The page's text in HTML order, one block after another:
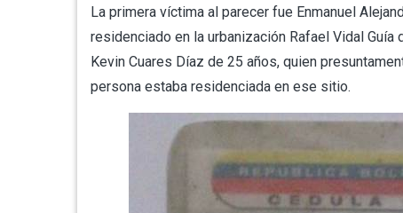
La primera víctima al parecer fue Enmanuel
residenciado en la urbanización Rafael Vidal
Kevin Cuares Díaz de 25 años, quien
persona estaba residenciada en ese sitio.